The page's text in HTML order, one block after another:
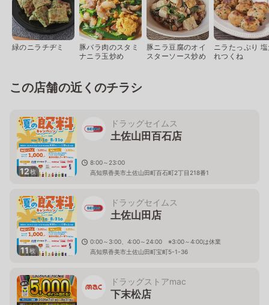
緑のニラチヂミ
豚バラ肉のスタミ
ナニラ玉炒め
豚ニラ豆腐のオイ
スターソース炒め
ニラたっぷり
れつくね
この店舗の近くのチラシ
12枚
ドラッグセイムス
土佐山田百石店
8:00～23:00
高知県香美市土佐山田町百石町2丁目218番1
11枚
ドラッグセイムス
土佐山田店
0:00～3:00、4:00～24:00 ※3:00～4:00は休業
高知県香美市土佐山田町宝町5-1-36
ドラッグストアmac
下末松店